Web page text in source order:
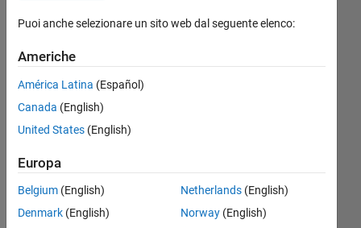
cumulative
distribution
function?
Theshne
20 Ago
2018
1
Risposta
Puoi anche selezionare un sito web dal seguente elenco:
Americhe
América Latina (Español)
Canada (English)
United States (English)
Europa
Belgium (English)
Denmark (English)
Netherlands(English)
Norway(English)